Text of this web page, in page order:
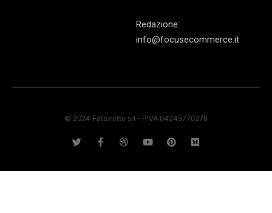
Redazione:
info@focusecommerce.it
© 2024 Fattoretto srl - PIVA 04245770278